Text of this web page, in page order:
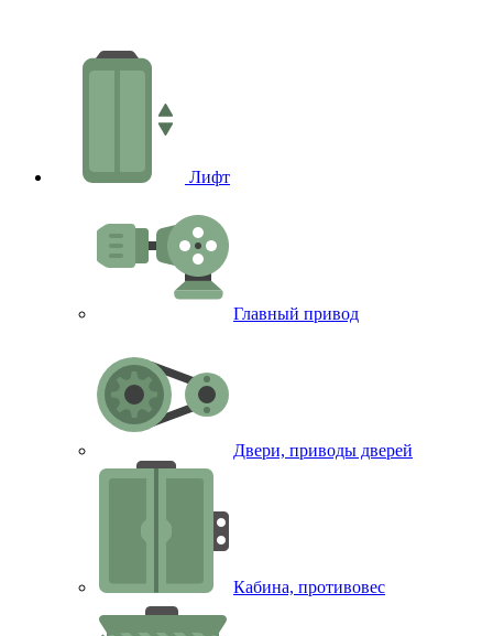
Лифт
Главный привод
Двери, приводы дверей
Кабина, противовес